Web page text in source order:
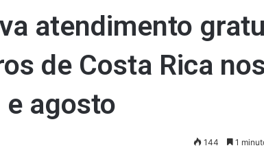
atendimento
de Costa Rica
agosto
144 1